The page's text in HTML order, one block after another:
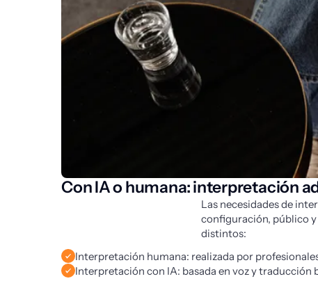
Con IA o humana: interpretación
Las necesidades de
configuración, público
distintos:
Interpretación humana: realizada por
Interpretación con IA: basada en voz y